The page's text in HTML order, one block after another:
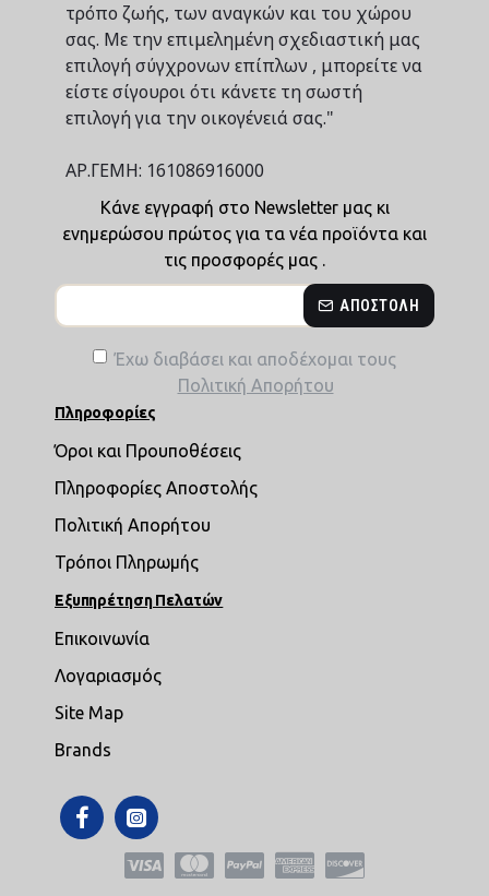
τρόπο ζωής, των αναγκών και του χώρου
σας. Με την επιμελημένη σχεδιαστική μας
επιλογή σύγχρονων επίπλων , μπορείτε να
είστε σίγουροι ότι κάνετε τη σωστή
επιλογή για την οικογένειά σας."
ΑΡ.ΓΕΜΗ: 161086916000
Κάνε εγγραφή στο Newsletter μας κι
ενημερώσου πρώτος για τα νέα προϊόντα και
τις προσφορές μας .
ΑΠΟΣΤΟΛΉ
Έχω διαβάσει και αποδέχομαι τους
Πολιτική Απορήτου
Πληροφορίες
Όροι και Προυποθέσεις
Πληροφορίες Αποστολής
Πολιτική Απορήτου
Τρόποι Πληρωμής
Εξυπηρέτηση Πελατών
Επικοινωνία
Λογαριασμός
Site Map
Brands